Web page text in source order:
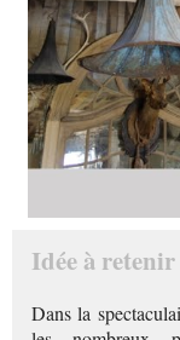
Idée à
Dans la